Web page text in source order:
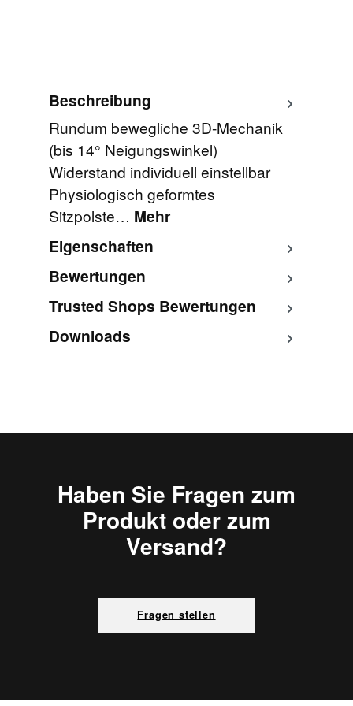
Beschreibung
Rundum bewegliche 3D-Mechanik
(bis 14° Neigungswinkel)
Widerstand individuell einstellbar
Physiologisch geformtes
Sitzpolste… Mehr
Eigenschaften
Bewertungen
Trusted Shops Bewertungen
Downloads
Haben Sie Fragen zum
Produkt oder zum
Versand?
Fragen stellen